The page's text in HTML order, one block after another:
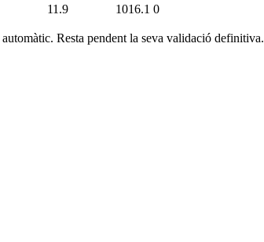
11.9 1016.1 0
automàtic. Resta pendent la seva validació definitiva.